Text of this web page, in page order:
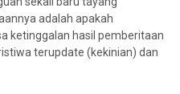
adalah apakah
ketinggalan hasil pemberitaan
terupdate (kekinian) dan